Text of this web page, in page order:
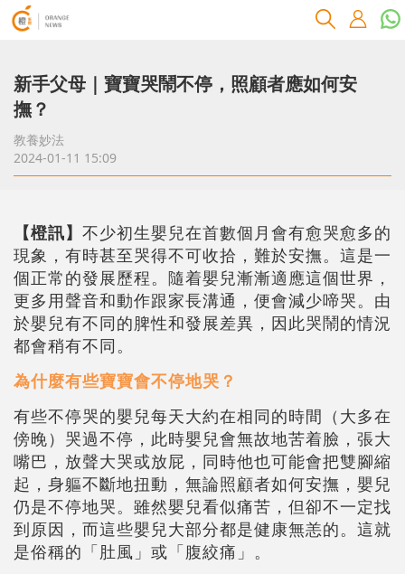
新手父母｜寶寶哭鬧不停，照顧者應如何安
撫？
教養妙法
2024-01-11 15:09
【橙訊】 不少初生嬰兒在首數個月會有愈哭愈多的
現象，有時甚至哭得不可收拾，難於安撫。這是一
個正常的發展歷程。隨着嬰兒漸漸適應這個世界，
更多用聲音和動作跟家長溝通，便會減少啼哭。由
於嬰兒有不同的脾性和發展差異，因此哭鬧的情況
都會稍有不同。
為什麼有些寶寶會不停地哭？
有些不停哭的嬰兒每天大約在相同的時間（大多在
傍晚）哭過不停，此時嬰兒會無故地苦着臉，張大
嘴巴，放聲大哭或放屁，同時他也可能會把雙腳縮
起，身軀不斷地扭動，無論照顧者如何安撫，嬰兒
仍是不停地哭。雖然嬰兒看似痛苦，但卻不一定找
到原因，而這些嬰兒大部分都是健康無恙的。這就
是俗稱的「肚風」或「腹絞痛」。